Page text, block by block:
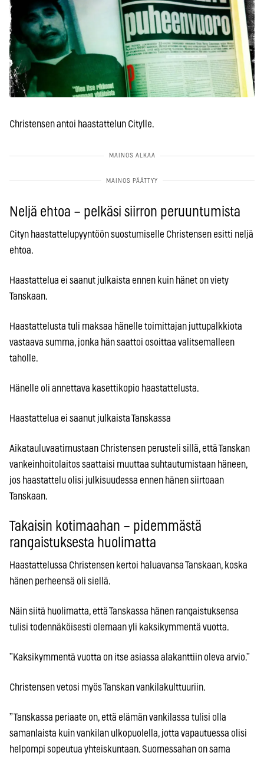
Christensen antoi haastattelun Citylle.
Neljä ehtoa – pelkäsi siirron peruuntumista
Cityn haastattelupyyntöön suostumiselle Christensen esitti neljä
ehtoa.
Haastattelua ei saanut julkaista ennen kuin hänet on viety
Tanskaan.
Haastattelusta tuli maksaa hänelle toimittajan juttupalkkiota
vastaava summa, jonka hän saattoi osoittaa valitsemalleen
taholle.
Hänelle oli annettava kasettikopio haastattelusta.
Haastattelua ei saanut julkaista Tanskassa
Aikatauluvaatimustaan Christensen perusteli sillä, että Tanskan
vankeinhoitolaitos saattaisi muuttaa suhtautumistaan häneen,
jos haastattelu olisi julkisuudessa ennen hänen siirtoaan
Tanskaan.
Takaisin kotimaahan – pidemmästä
rangaistuksesta huolimatta
Haastattelussa Christensen kertoi haluavansa Tanskaan, koska
hänen perheensä oli siellä.
Näin siitä huolimatta, että Tanskassa hänen rangaistuksensa
tulisi todennäköisesti olemaan yli kaksikymmentä vuotta.
”Kaksikymmentä vuotta on itse asiassa alakanttiin oleva arvio.”
Christensen vetosi myös Tanskan vankilakulttuuriin.
”Tanskassa periaate on, että elämän vankilassa tulisi olla
samanlaista kuin vankilan ulkopuolella, jotta vapautuessa olisi
helpompi sopeutua yhteiskuntaan. Suomessahan on sama